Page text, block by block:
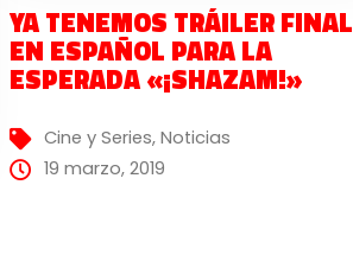
YA TENEMOS TRÁILER FINAL
EN ESPAÑOL PARA LA
ESPERADA «¡SHAZAM!»
Cine y Series,Noticias
19 marzo, 2019